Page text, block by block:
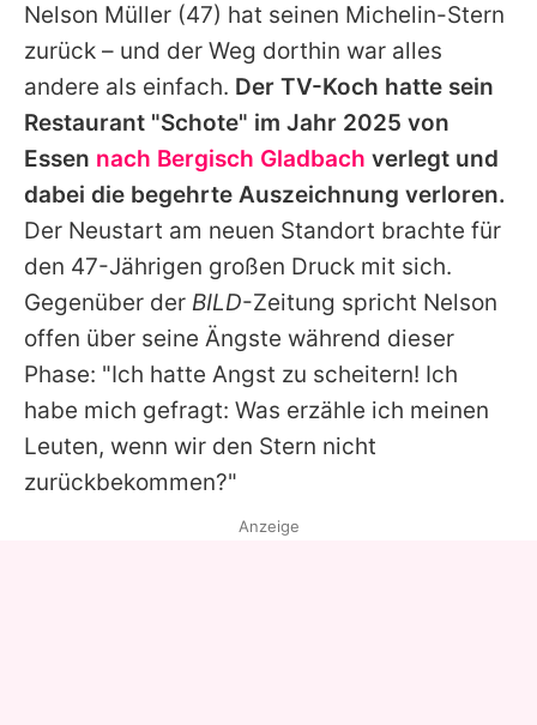
Alle Themen auf Promiflash
Jobs
App runterladen
Team
Redaktionelle Richtlinien
Impressum
Datenschutzerklärung
Nutzungsbedingungen
Utiq verwalten
Nelson Müller (47) hat seinen Michelin-Stern
zurück – und der Weg dorthin war alles
andere als einfach. Der TV-Koch hatte sein
Restaurant "Schote" im Jahr 2025 von
Essen nach Bergisch Gladbach verlegt und
dabei die begehrte Auszeichnung verloren.
Der Neustart am neuen Standort brachte für
den 47-Jährigen großen Druck mit sich.
Gegenüber der BILD-Zeitung spricht Nelson
offen über seine Ängste während dieser
Phase: "Ich hatte Angst zu scheitern! Ich
habe mich gefragt: Was erzähle ich meinen
Leuten, wenn wir den Stern nicht
zurückbekommen?"
Anzeige